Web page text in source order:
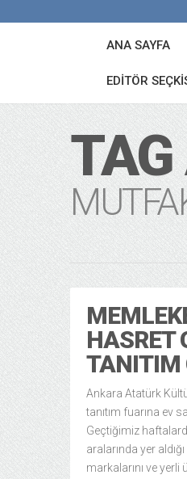
ANA SAYFA
EDITÖR
HASRET
TANITIM
Ankara Atatürk
tanıtım fuarına ev
Geçtiğimiz
aralarında yer
markalarını ve yerli